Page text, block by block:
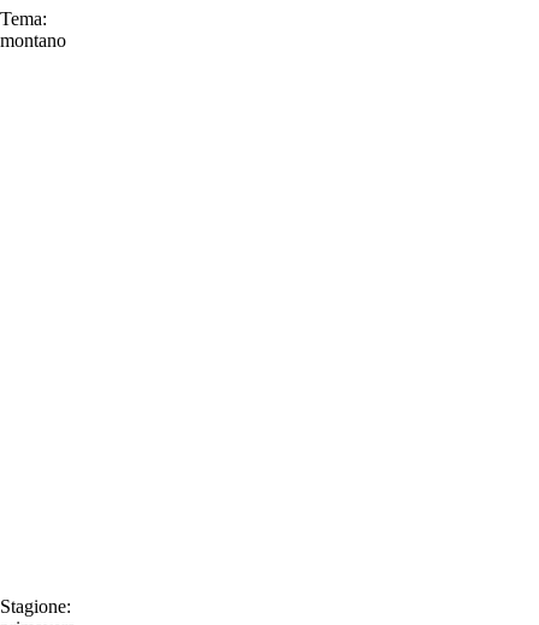
Tema:
montano
Stagione: